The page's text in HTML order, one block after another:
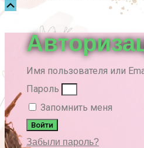
Имя пользователя или
Пароль
Запомнить меня
Войти
Забыли пароль?